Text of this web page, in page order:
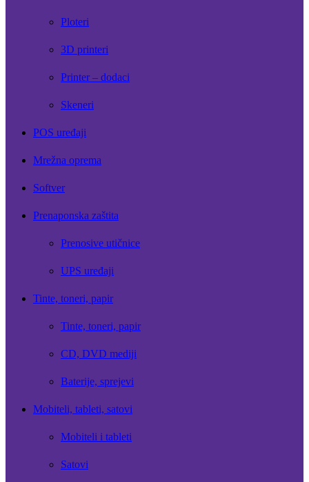
Ploteri
3D printeri
Printer – dodaci
Skeneri
POS uređaji
Mrežna oprema
Softver
Prenaponska zaštita
Prenosive utičnice
UPS uređaji
Tinte, toneri, papir
Tinte, toneri, papir
CD, DVD mediji
Baterije, sprejevi
Mobiteli, tableti, satovi
Mobiteli i tableti
Satovi